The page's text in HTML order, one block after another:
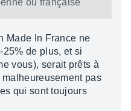
ou française
Made In France ne
de plus, et si
vous), serait prêts à
malheureusement pas
qui sont toujours